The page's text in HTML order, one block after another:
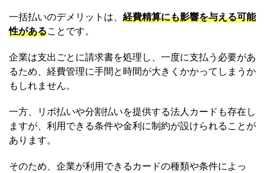
一括払いのデメリットは、 経費精算にも影響を与える可能
性があることです。
企業は支出ごとに請求書を処理し、一度に支払う必要があ
るため、経費管理に手間と時間が大きくかかってしまうか
もしれません。
一方、リボ払いや分割払いを提供する法人カードも存在し
ますが、利用できる条件や金利に制約が設けられることが
あります。
そのため、企業が利用できるカードの種類や条件によっ